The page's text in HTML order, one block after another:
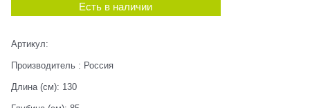
Есть в наличии
Артикул:
Производитель : Россия
Длина (см): 130